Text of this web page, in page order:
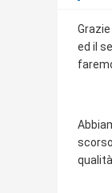
ed il